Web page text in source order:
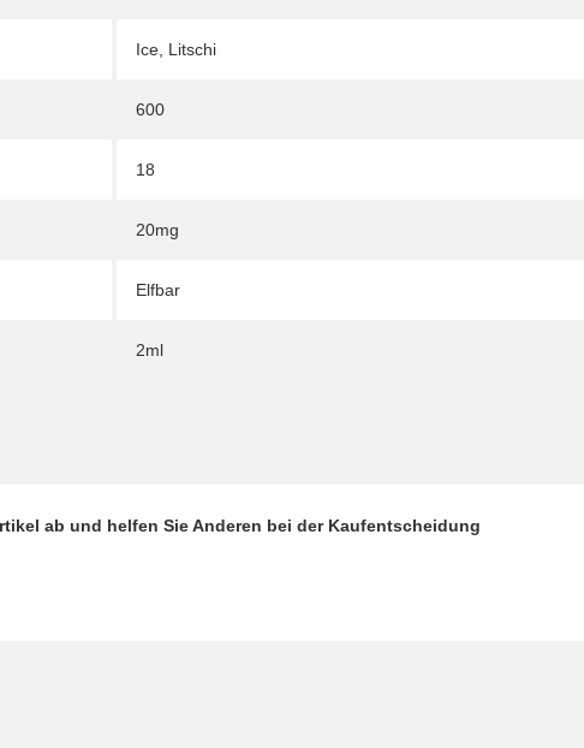
Ice Litschi
600
18
20mg
Elfbar
2ml
ab und helfen Sie Anderen bei der Kaufentscheidung